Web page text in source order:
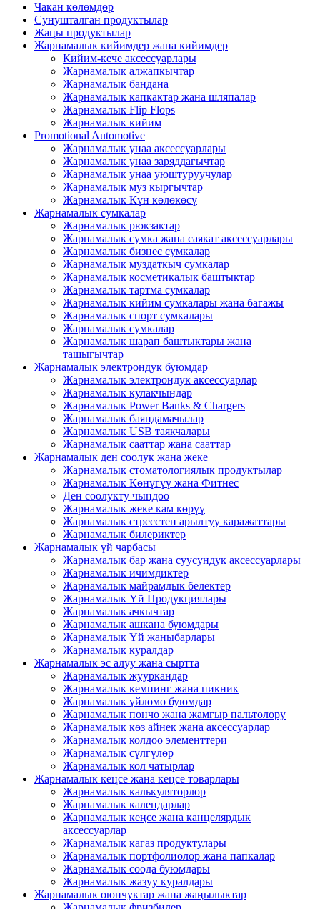
Чакан көлөмдөр
Сунушталган продуктылар
Жаңы продуктылар
Жарнамалык кийимдер жана кийимдер
Кийим-кече аксессуарлары
Жарнамалык алжапкычтар
Жарнамалык бандана
Жарнамалык капкактар ​​жана шляпалар
Жарнамалык Flip Flops
Жарнамалык кийим
Promotional Automotive
Жарнамалык унаа аксессуарлары
Жарнамалык унаа заряддагычтар
Жарнамалык унаа уюштуруучулар
Жарнамалык муз кыргычтар
Жарнамалык Күн көлөкөсү
Жарнамалык сумкалар
Жарнамалык рюкзактар
Жарнамалык сумка жана саякат аксессуарлары
Жарнамалык бизнес сумкалар
Жарнамалык муздаткыч сумкалар
Жарнамалык косметикалык баштыктар
Жарнамалык тартма сумкалар
Жарнамалык кийим сумкалары жана багажы
Жарнамалык спорт сумкалары
Жарнамалык сумкалар
Жарнамалык шарап баштыктары жана
ташыгычтар
Жарнамалык электрондук буюмдар
Жарнамалык электрондук аксессуарлар
Жарнамалык кулакчындар
Жарнамалык Power Banks & Chargers
Жарнамалык баяндамачылар
Жарнамалык USB таякчалары
Жарнамалык сааттар жана сааттар
Жарнамалык ден соолук жана жеке
Жарнамалык стоматологиялык продуктылар
Жарнамалык Көнүгүү жана Фитнес
Ден соолукту чыңдоо
Жарнамалык жеке кам көрүү
Жарнамалык стресстен арылтуу каражаттары
Жарнамалык билериктер
Жарнамалык үй чарбасы
Жарнамалык бар жана суусундук аксессуарлары
Жарнамалык ичимдиктер
Жарнамалык майрамдык белектер
Жарнамалык Үй Продукциялары
Жарнамалык ачкычтар
Жарнамалык ашкана буюмдары
Жарнамалык Үй жаныбарлары
Жарнамалык куралдар
Жарнамалык эс алуу жана сыртта
Жарнамалык жууркандар
Жарнамалык кемпинг жана пикник
Жарнамалык үйлөмө буюмдар
Жарнамалык пончо жана жамгыр пальтолору
Жарнамалык көз айнек жана аксессуарлар
Жарнамалык колдоо элементтери
Жарнамалык сүлгүлөр
Жарнамалык кол чатырлар
Жарнамалык кеңсе жана кеңсе товарлары
Жарнамалык калькуляторлор
Жарнамалык календарлар
Жарнамалык кеңсе жана канцелярдык
аксессуарлар
Жарнамалык кагаз продуктулары
Жарнамалык портфолиолор жана папкалар
Жарнамалык соода буюмдары
Жарнамалык жазуу куралдары
Жарнамалык оюнчуктар жана жаңылыктар